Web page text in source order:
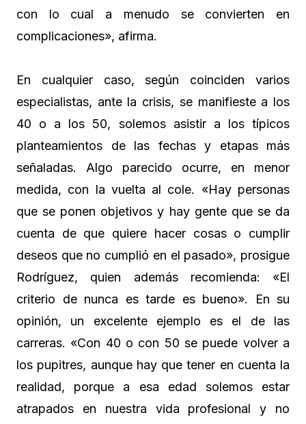
con lo cual a menudo se convierten en
complicaciones», afirma.
En cualquier caso, según coinciden varios
especialistas, ante la crisis, se manifieste a los
40 o a los 50, solemos asistir a los típicos
planteamientos de las fechas y etapas más
señaladas. Algo parecido ocurre, en menor
medida, con la vuelta al cole. «Hay personas
que se ponen objetivos y hay gente que se da
cuenta de que quiere hacer cosas o cumplir
deseos que no cumplió en el pasado», prosigue
Rodríguez, quien además recomienda: «El
criterio de nunca es tarde es bueno». En su
opinión, un excelente ejemplo es el de las
carreras. «Con 40 o con 50 se puede volver a
los pupitres, aunque hay que tener en cuenta la
realidad, porque a esa edad solemos estar
atrapados en nuestra vida profesional y no